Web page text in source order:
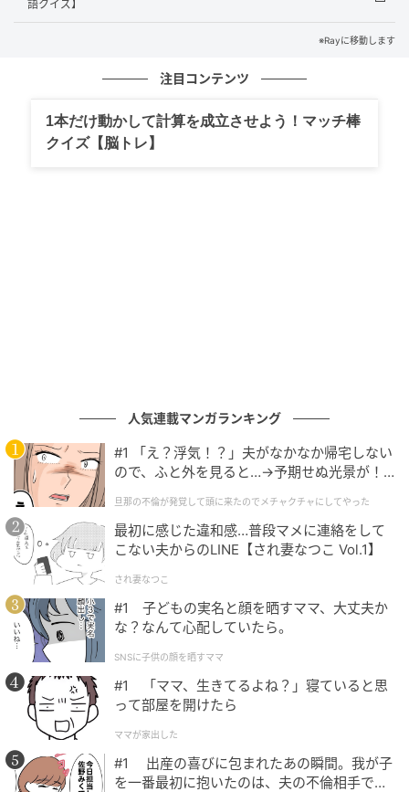
「His thoughts are kind of school.」
毎日1分英会話で、知って得するフレーズを学びましょ
の記事をもっとみる
語クイズ】
※Rayに移動します
注目コンテンツ
1本だけ動かして計算を成立させよう！マッチ棒
クイズ【脳トレ】
人気連載マンガランキング
#1 「え？浮気！？」夫がなかなか帰宅しない
ので、ふと外を見ると…→予期せぬ光景が！
クチャにしてやった
旦那の不倫が発覚して頭に来たのでメチャクチャにしてやった
最初に感じた違和感…普段マメに連絡をして
こない夫からのLINE【され妻なつこ Vol.1】
され妻なつこ
#1 子どもの実名と顔を晒すママ、大丈夫か
な？なんて心配していたら。
SNSに子供の顔を晒すママ
#1 「ママ、生きてるよね？」寝ていると思
って部屋を開けたら
ママが家出した
#1 出産の喜びに包まれたあの瞬間。我が子
を一番最初に抱いたのは、夫の不倫相手でし